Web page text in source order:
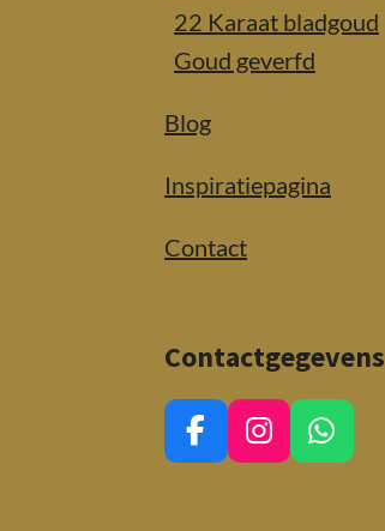
22 Karaat bladgoud
Goud geverfd
Blog
Inspiratiepagina
Contact
Contactgegevens
F
a
I
n
W
h